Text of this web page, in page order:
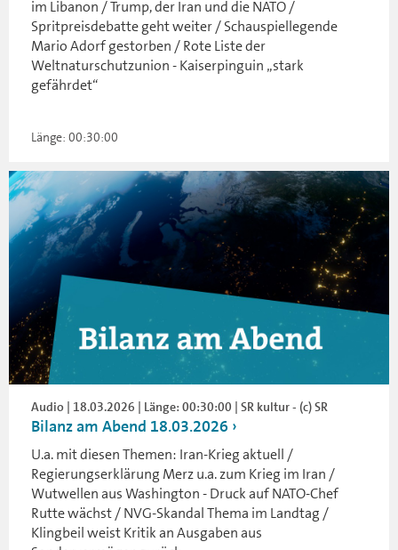
im Libanon / Trump, der Iran und die NATO /
Spritpreisdebatte geht weiter / Schauspiellegende
Mario Adorf gestorben / Rote Liste der
Weltnaturschutzunion - Kaiserpinguin „stark
gefährdet“
Länge: 00:30:00
Audio | 18.03.2026 | Länge: 00:30:00 | SR kultur - (c) SR
Bilanz am Abend 18.03.2026
U.a. mit diesen Themen: Iran-Krieg aktuell /
Regierungserklärung Merz u.a. zum Krieg im Iran /
Wutwellen aus Washington - Druck auf NATO-Chef
Rutte wächst / NVG-Skandal Thema im Landtag /
Klingbeil weist Kritik an Ausgaben aus